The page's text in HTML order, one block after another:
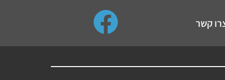
up and down arrows to review and enter to go to the
קשר